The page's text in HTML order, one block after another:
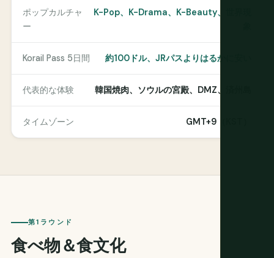
ポップカルチャ
ー
K-Pop、K-Drama、K-Beauty、世界現
Korail Pass 5日間 約100ドル、JRパスよりはるかに安い
代表的な体験 韓国焼肉、ソウルの宮殿、DMZ、済州島
タイムゾーン GMT+9（KST）
第1ラウンド
食べ物＆食文化